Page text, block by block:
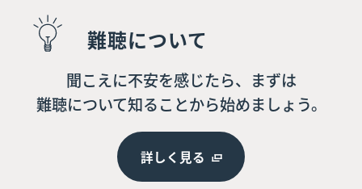
難聴について
聞こえに不安を感じたら、まずは
難聴について知ることから始めましょう。
詳しく見る